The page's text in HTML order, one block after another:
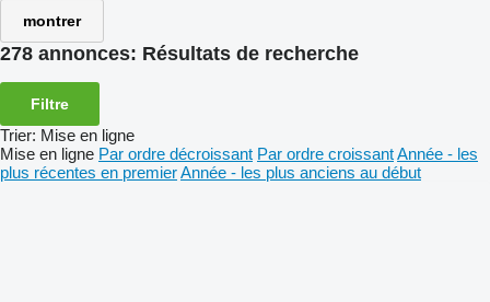
montrer
278 annonces: Résultats de recherche
Filtre
Trier: Mise en ligne
Mise en ligne Par ordre décroissant Par ordre croissantAnnée - les
plus récentes en premierAnnée - les plus anciens au début